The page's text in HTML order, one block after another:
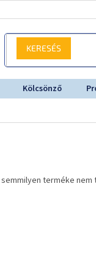
KERESÉS
Kölcsönző
semmilyen terméke nem